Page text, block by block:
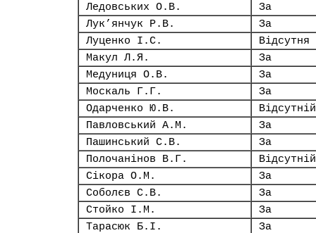
Ледовських О.В.
За
Лук’янчук Р.В.
За
Луценко І.С.
Відсутня
Макул Л.Я.
За
Медуниця О.В.
За
Москаль Г.Г.
За
Одарченко Ю.В.
Відсутній
Павловський А.М.
За
Пашинський С.В.
За
Полочанінов В.Г.
Відсутній
Сікора О.М.
За
Соболєв С.В.
За
Стойко І.М.
За
Тарасюк Б.І.
За